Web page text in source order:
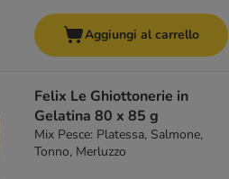
Aggiungi al carrello
Felix Le Ghiottonerie in
Gelatina 80 x 85 g
Mix Pesce: Platessa, Salmone,
Tonno, Merluzzo